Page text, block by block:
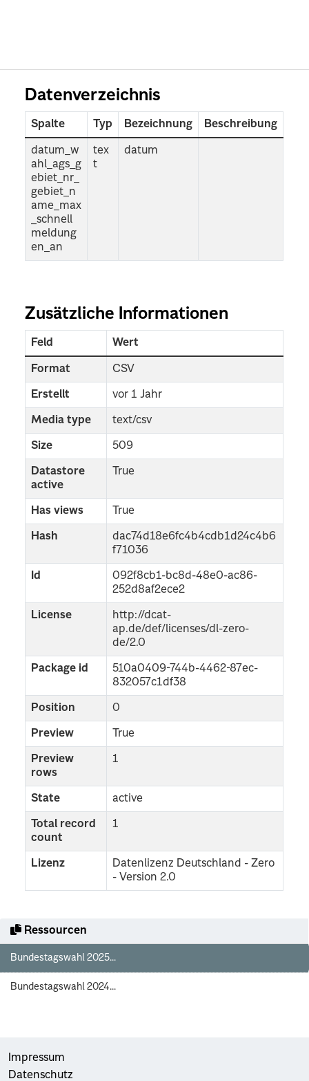
Ressourcen
Bundestagswahl 2025...
Bundestagswahl 2024...
Datenverzeichnis
Spalte Typ Bezeichnung Beschreibung
datum_w
ahl_ags_g
ebiet_nr_
gebiet_n
ame_max
_schnell
meldung
en_an
tex
t
datum
Zusätzliche Informationen
Feld Wert
Format CSV
Erstellt vor 1 Jahr
Media type text/csv
Size 509
Datastore
active
True
Has views True
Hash
dac74d18e6fc4b4cdb1d24c4b6
f71036
Id
092f8cb1-bc8d-48e0-ac86-
252d8af2ece2
License
http://dcat-
ap.de/def/licenses/dl-zero-
de/2.0
Package id
510a0409-744b-4462-87ec-
832057c1df38
Position 0
Preview True
Preview
rows
1
State active
Total record
count
1
Lizenz
Datenlizenz Deutschland - Zero
- Version 2.0
Impressum
Datenschutz